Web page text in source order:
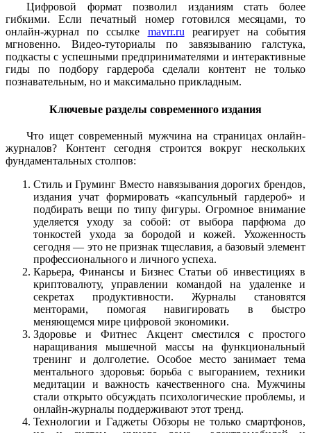
Цифровой формат позволил изданиям стать более
гибкими. Если печатный номер готовился месяцами, то
онлайн-журнал по ссылке mavrr.ru реагирует на события
мгновенно. Видео-туториалы по завязыванию галстука,
подкасты с успешными предпринимателями и интерактивные
гиды по подбору гардероба сделали контент не только
познавательным, но и максимально прикладным.
Ключевые разделы современного издания
Что ищет современный мужчина на страницах онлайн-
журналов? Контент сегодня строится вокруг нескольких
фундаментальных столпов:
Стиль и Груминг Вместо навязывания дорогих брендов,
издания учат формировать «капсульный гардероб» и
подбирать вещи по типу фигуры. Огромное внимание
уделяется уходу за собой: от выбора парфюма до
тонкостей ухода за бородой и кожей. Ухоженность
сегодня — это не признак тщеславия, а базовый элемент
профессионального и личного успеха.
Карьера, Финансы и Бизнес Статьи об инвестициях в
криптовалюту, управлении командой на удаленке и
секретах продуктивности. Журналы становятся
менторами, помогая навигировать в быстро
меняющемся мире цифровой экономики.
Здоровье и Фитнес Акцент сместился с простого
наращивания мышечной массы на функциональный
тренинг и долголетие. Особое место занимает тема
ментального здоровья: борьба с выгоранием, техники
медитации и важность качественного сна. Мужчины
стали открыто обсуждать психологические проблемы, и
онлайн-журналы поддерживают этот тренд.
Технологии и Гаджеты Обзоры не только смартфонов,